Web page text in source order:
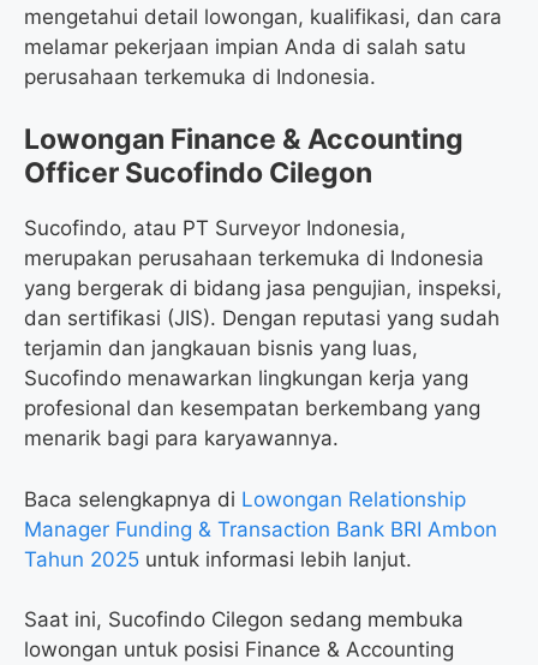
mengetahui detail lowongan, kualifikasi, dan cara
melamar pekerjaan impian Anda di salah satu
perusahaan terkemuka di Indonesia.
Lowongan Finance & Accounting
Officer Sucofindo Cilegon
Sucofindo, atau PT Surveyor Indonesia,
merupakan perusahaan terkemuka di Indonesia
yang bergerak di bidang jasa pengujian, inspeksi,
dan sertifikasi (JIS). Dengan reputasi yang sudah
terjamin dan jangkauan bisnis yang luas,
Sucofindo menawarkan lingkungan kerja yang
profesional dan kesempatan berkembang yang
menarik bagi para karyawannya.
Baca selengkapnya di Lowongan Relationship
Manager Funding & Transaction Bank BRI Ambon
Tahun 2025 untuk informasi lebih lanjut.
Saat ini, Sucofindo Cilegon sedang membuka
lowongan untuk posisi Finance & Accounting